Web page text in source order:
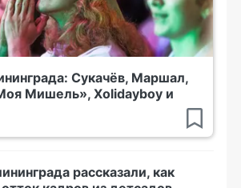
Сукачёв, Маршал,
Мишель», Xolidayboy и
рассказали, как